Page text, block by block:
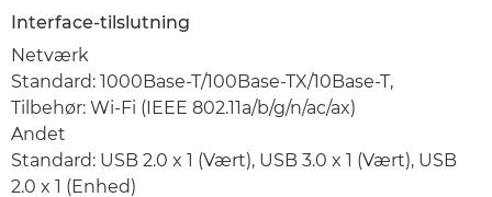
Interface-tilslutning
Netværk
Standard: 1000Base-T/100Base-TX/10Base-T,
Tilbehør: Wi-Fi (IEEE 802.11a/b/g/n/ac/ax)
Andet
Standard: USB 2.0 x 1 (Vært), USB 3.0 x 1 (Vært), USB
2.0 x 1 (Enhed)